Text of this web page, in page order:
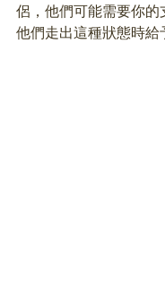
侶，他們可能需要你的
他們走出這種狀態時給